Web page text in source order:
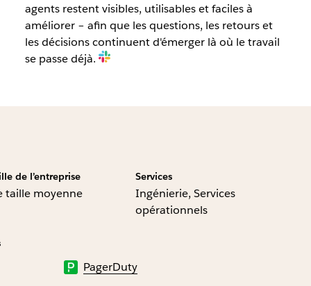
agents restent visibles, utilisables et faciles à
améliorer – afin que les questions, les retours et
les décisions continuent d'émerger là où le travail
se passe déjà.
de l’entreprise
taille moyenne
Services
Ingénierie, Services
opérationnels
PagerDuty